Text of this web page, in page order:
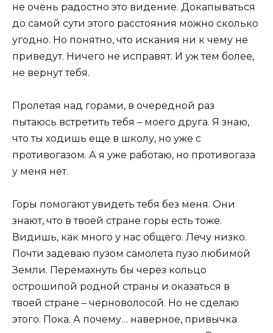
не очень радостно это видение. Докапываться
до самой сути этого расстояния можно сколько
угодно. Но понятно, что искания ни к чему не
приведут. Ничего не исправят. И уж тем более,
не вернут тебя.
Пролетая над горами, в очередной раз
пытаюсь встретить тебя – моего друга. Я знаю,
что ты ходишь еще в школу, но уже с
противогазом. А я уже работаю, но противогаза
у меня нет.
Горы помогают увидеть тебя без меня. Они
знают, что в твоей стране горы есть тоже.
Видишь, как много у нас общего. Лечу низко.
Почти задеваю пузом самолета пузо любимой
Земли. Перемахнуть бы через кольцо
острошипой родной страны и оказаться в
твоей стране – черноволосой. Но не сделаю
этого. Пока. А почему… наверное, привычка